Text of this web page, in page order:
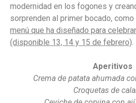
modernidad en los fogones y
sorprenden al primer bocado,
menú que ha diseñado para
(disponible 13, 14 y 15 de febrero).
Aperitivos
Crema de patata ahumada
Croquetas de